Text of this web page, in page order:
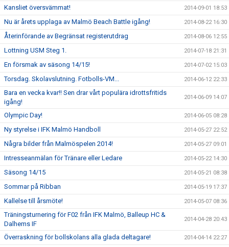
Kansliet översvämmat! 2014-09-01 18:53
Nu är årets upplaga av Malmö Beach Battle igång! 2014-08-22 16:30
Återinförande av Begränsat registerutdrag 2014-08-06 12:55
Lottning USM Steg 1. 2014-07-18 21:31
En försmak av säsong 14/15! 2014-07-02 15:03
Torsdag. Skolavslutning. Fotbolls-VM... 2014-06-12 22:33
Bara en vecka kvar!! Sen drar vårt populära idrottsfritids
igång!
2014-06-09 14:07
Olympic Day! 2014-06-05 08:28
Ny styrelse i IFK Malmö Handboll 2014-05-27 22:52
Några bilder från Malmöspelen 2014! 2014-05-27 09:01
Intresseanmälan för Tränare eller Ledare 2014-05-22 14:30
Säsong 14/15 2014-05-21 08:38
Sommar på Ribban 2014-05-19 17:37
Kallelse till årsmöte! 2014-05-07 08:36
Träningsturnering för F02 från IFK Malmö, Balleup HC &
Dalhems IF
2014-04-28 20:43
Överraskning för bollskolans alla glada deltagare! 2014-04-14 22:27